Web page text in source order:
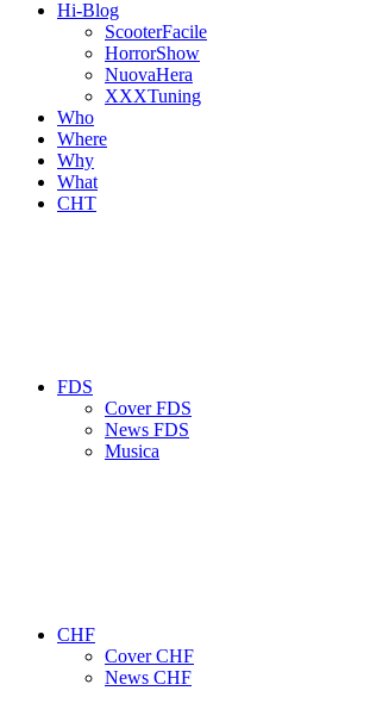
Hi-Blog
ScooterFacile
HorrorShow
NuovaHera
XXXTuning
Who
Where
Why
What
CHT
FDS
Cover FDS
News FDS
Musica
CHF
Cover CHF
News CHF